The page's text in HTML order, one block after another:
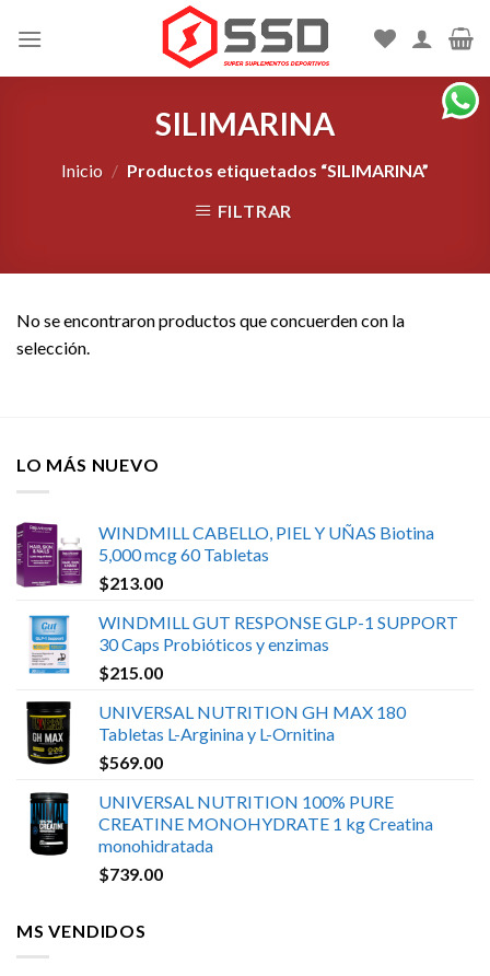
SILIMARINA
Inicio / Productos etiquetados “SILIMARINA”
FILTRAR
No se encontraron productos que concuerden con la
selección.
LO MÁS NUEVO
WINDMILL CABELLO, PIEL Y UÑAS Biotina
5,000 mcg 60 Tabletas
$213.00
WINDMILL GUT RESPONSE GLP-1 SUPPORT
30 Caps Probióticos y enzimas
$215.00
UNIVERSAL NUTRITION GH MAX 180
Tabletas L-Arginina y L-Ornitina
$569.00
UNIVERSAL NUTRITION 100% PURE
CREATINE MONOHYDRATE 1 kg Creatina
monohidratada
$739.00
MS VENDIDOS